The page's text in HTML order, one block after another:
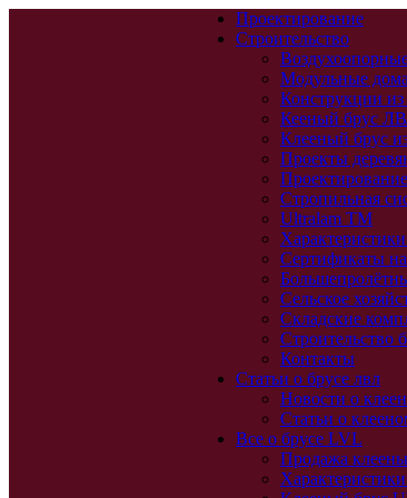
Проектирование
Строительство
Модульные дома
Конструкции из
Кееный брус
Клееный брус
Проекты
Стропильная
Ultralam TM
Сертификаты
Сельское
Складские
Строительство
Контакты
Статьи о брусе лвл
Новости о
Статьи о
Все о брусе LVL
Продажа